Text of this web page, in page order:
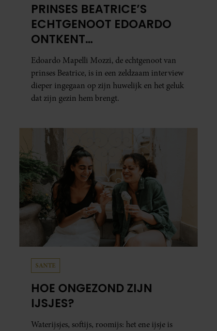
PRINSES BEATRICE’S
ECHTGENOOT EDOARDO
ONTKENT
HUWELIJKSPROBLEMEN
Edoardo Mapelli Mozzi, de echtgenoot van
prinses Beatrice, is in een zeldzaam interview
dieper ingegaan op zijn huwelijk en het geluk
dat zijn gezin hem brengt.
SANTE
HOE ONGEZOND ZIJN
IJSJES?
Waterijsjes, softijs, roomijs: het ene ijsje is